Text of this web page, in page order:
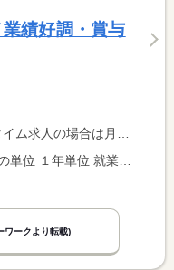
績好調・賞与
求人の場合は時間額を表示しています。
ワークより転載)